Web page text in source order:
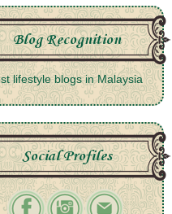
Blog Recognition
Social Profiles